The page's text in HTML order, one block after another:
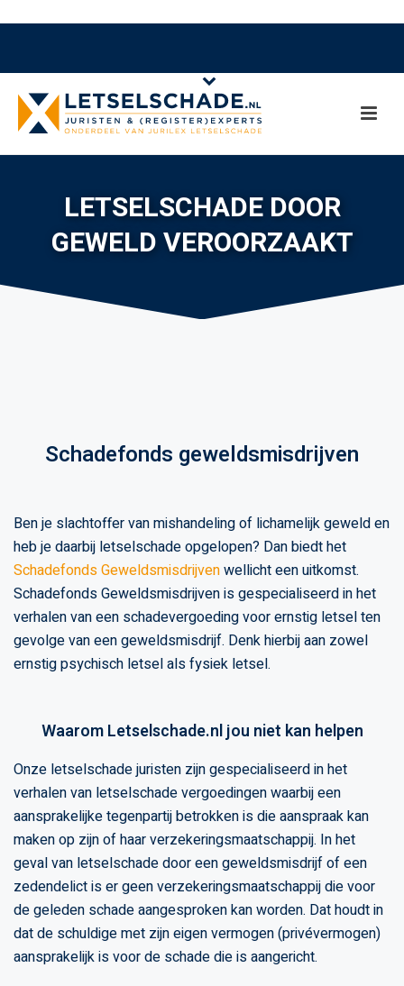
LETSELSCHADE DOOR
GEWELD VEROORZAAKT
Schadefonds geweldsmisdrijven
Ben je slachtoffer van mishandeling of lichamelijk geweld en
heb je daarbij letselschade opgelopen? Dan biedt het
Schadefonds Geweldsmisdrijvenwellicht een uitkomst.
Schadefonds Geweldsmisdrijven is gespecialiseerd in het
verhalen van een schadevergoeding voor ernstig letsel ten
gevolge van een geweldsmisdrijf. Denk hierbij aan zowel
ernstig psychisch letsel als fysiek letsel.
Waarom Letselschade.nl jou niet kan helpen
Onze letselschade juristen zijn gespecialiseerd in het
verhalen van letselschade vergoedingen waarbij een
aansprakelijke tegenpartij betrokken is die aanspraak kan
maken op zijn of haar verzekeringsmaatschappij. In het
geval van letselschade door een geweldsmisdrijf of een
zedendelict is er geen verzekeringsmaatschappij die voor
de geleden schade aangesproken kan worden. Dat houdt in
dat de schuldige met zijn eigen vermogen (privévermogen)
aansprakelijk is voor de schade die is aangericht.